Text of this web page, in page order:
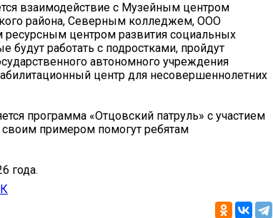
взаимодействие с Музейным центром
района, Северным колледжем, ООО
ресурсным центром развития социальных
будут работать с подростками, пройдут
автономного учреждения
центр для несовершеннолетних
программа «Отцовский патруль» с участием
примером помогут ребятам
года.